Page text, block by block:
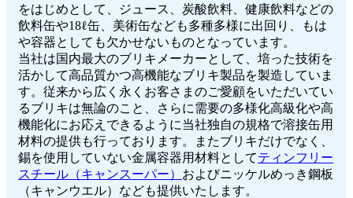
カタログ一覧
製造プロセス
お問い合わせ
お申し込み
をはじめとして、ジュース、炭酸飲料、健康飲料などの
飲料缶や18ℓ缶、美術缶なども多種多様に出回り、もは
や容器としても欠かせないものとなっています。
当社は国内最大のブリキメーカーとして、培った技術を
活かして高品質かつ高機能なブリキ製品を製造していま
す。従来から広く永くお客さまのご愛顧をいただいてい
るブリキは無論のこと、さらに需要の多様化高級化や高
機能化にお応えできるように当社独自の規格で溶接缶用
材料の提供も行っております。またブリキだけでなく、
錫を使用していない金属容器用材料としてティンフリー
スチール（キャンスーパー） およびニッケルめっき鋼板
（キャンウエル）なども提供いたします。